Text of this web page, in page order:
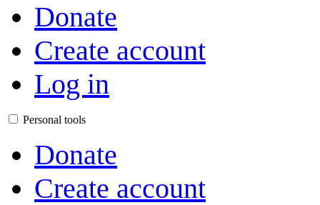
Donate
Create account
Log in
Personal tools
Donate
Create account